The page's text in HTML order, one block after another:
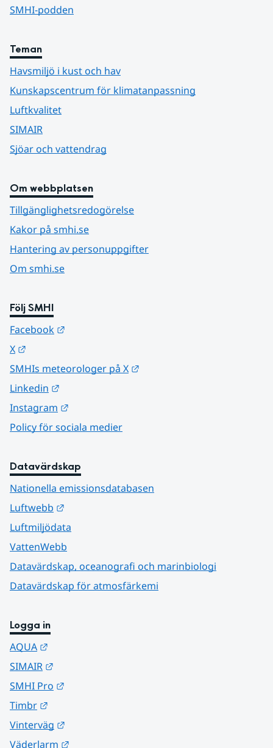
SMHI-podden
Teman
Havsmiljö i kust och hav
Kunskapscentrum för klimatanpassning
Luftkvalitet
SIMAIR
Sjöar och vattendrag
Om webbplatsen
Tillgänglighetsredogörelse
Kakor på smhi.se
Hantering av personuppgifter
Om smhi.se
Följ SMHI
Facebook
X
SMHIs meteorologer på X
Linkedin
Instagram
Policy för sociala medier
Datavärdskap
Nationella emissionsdatabasen
Luftwebb
Luftmiljödata
VattenWebb
Datavärdskap, oceanografi och marinbiologi
Datavärdskap för atmosfärkemi
Logga in
AQUA
SIMAIR
SMHI Pro
Timbr
Vinterväg
Väderlarm